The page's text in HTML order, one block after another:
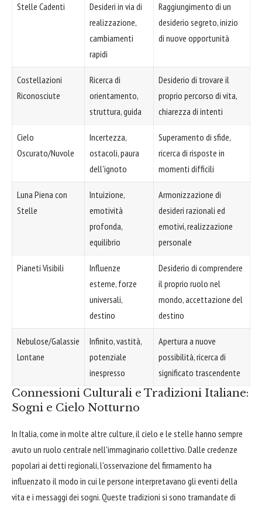
Stelle Cadenti
Desideri in via di
realizzazione,
cambiamenti
rapidi
Raggiungimento di un
desiderio segreto, inizio
di nuove opportunità
Costellazioni
Riconosciute
Ricerca di
orientamento,
struttura, guida
Desiderio di trovare il
proprio percorso di vita,
chiarezza di intenti
Cielo
Oscurato/Nuvole
Incertezza,
ostacoli, paura
dell'ignoto
Superamento di sfide,
ricerca di risposte in
momenti difficili
Luna Piena con
Stelle
Intuizione,
emotività
profonda,
equilibrio
Armonizzazione di
desideri razionali ed
emotivi, realizzazione
personale
Pianeti Visibili
Influenze
esterne, forze
universali,
destino
Desiderio di comprendere
il proprio ruolo nel
mondo, accettazione del
destino
Nebulose/Galassie
Lontane
Infinito, vastità,
potenziale
inespresso
Apertura a nuove
possibilità, ricerca di
significato trascendente
Connessioni Culturali e Tradizioni Italiane:
Sogni e Cielo Notturno
In Italia, come in molte altre culture, il cielo e le stelle hanno sempre
avuto un ruolo centrale nell'immaginario collettivo. Dalle credenze
popolari ai detti regionali, l'osservazione del firmamento ha
influenzato il modo in cui le persone interpretavano gli eventi della
vita e i messaggi dei sogni. Queste tradizioni si sono tramandate di